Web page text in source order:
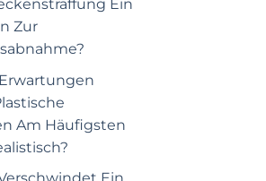
Ein
Zur
Am Häufigsten